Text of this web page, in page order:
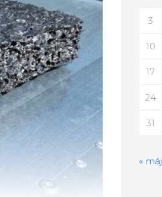
3
10
17
24
31
« máj